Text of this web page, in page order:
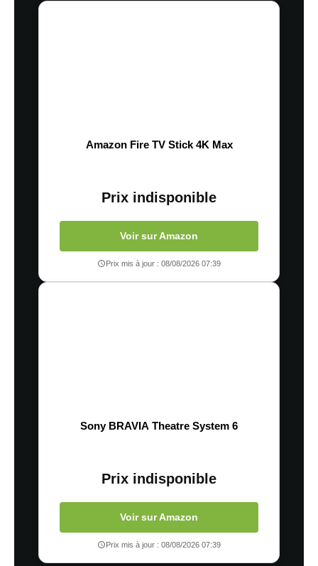
Amazon Fire TV Stick 4K Max
Prix indisponible
Voir sur Amazon
Prix mis à jour : 08/08/2026 07:39
Sony BRAVIA Theatre System 6
Prix indisponible
Voir sur Amazon
Prix mis à jour : 08/08/2026 07:39